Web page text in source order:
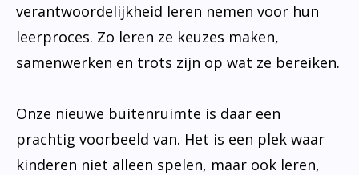
verantwoordelijkheid leren nemen voor hun
leerproces. Zo leren ze keuzes maken,
samenwerken en trots zijn op wat ze bereiken.
Onze nieuwe buitenruimte is daar een
prachtig voorbeeld van. Het is een plek waar
kinderen niet alleen spelen, maar ook leren,